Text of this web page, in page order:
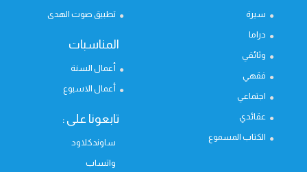
سيرة
دراما
وثائقي
فقهي
اجتماعي
عقائدي
الكتاب المسموع
تطبيق صوت الهدى
المناسبات
أعمال السنة
أعمال الاسبوع
تابعونا على :
ساوندكلاود
واتساب